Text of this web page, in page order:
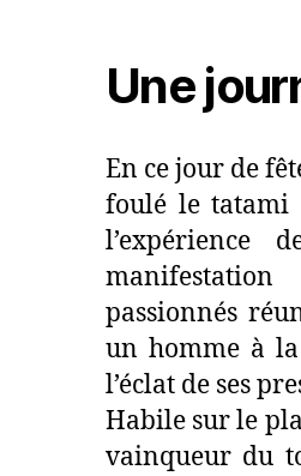
Une
En ce jour de
foulé le tatami
l’expérience
passionnés
un homme à
l’éclat de ses
Habile sur le
vainqueur du